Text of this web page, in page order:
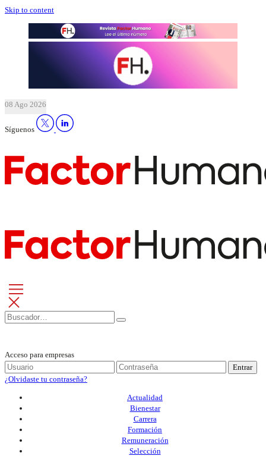
Skip to content
08 Ago 2026
Síguenos
Acceso para empresas
Entrar
¿Olvidaste tu contraseña?
Actualidad
Bienestar
Carrera
Formación
Remuneración
Selección